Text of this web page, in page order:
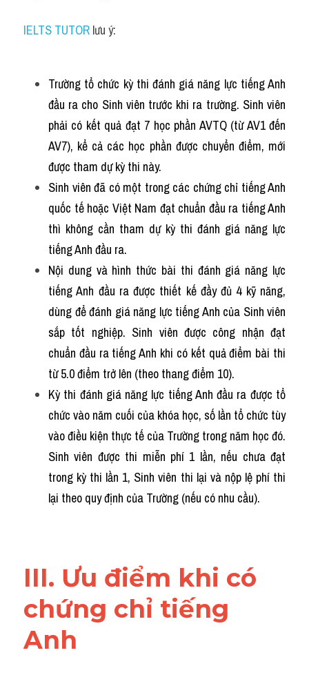
IELTS TUTOR lưu ý:
Trường tổ chức kỳ thi đánh giá năng lực tiếng Anh
đầu ra cho Sinh viên trước khi ra trường. Sinh viên
phải có kết quả đạt 7 học phần AVTQ (từ AV1 đến
AV7), kể cả các học phần được chuyển điểm, mới
được tham dự kỳ thi này.
Sinh viên đã có một trong các chứng chỉ tiếng Anh
quốc tế hoặc Việt Nam đạt chuẩn đầu ra tiếng Anh
thì không cần tham dự kỳ thi đánh giá năng lực
tiếng Anh đầu ra.
Nội dung và hình thức bài thi đánh giá năng lực
tiếng Anh đầu ra được thiết kế đầy đủ 4 kỹ năng,
dùng để đánh giá năng lực tiếng Anh của Sinh viên
sắp tốt nghiệp. Sinh viên được công nhận đạt
chuẩn đầu ra tiếng Anh khi có kết quả điểm bài thi
từ 5.0 điểm trở lên (theo thang điểm 10).
Kỳ thi đánh giá năng lực tiếng Anh đầu ra được tổ
chức vào năm cuối của khóa học, số lần tổ chức tùy
vào điều kiện thực tế của Trường trong năm học đó.
Sinh viên được thi miễn phí 1 lần, nếu chưa đạt
trong kỳ thi lần 1, Sinh viên thi lại và nộp lệ phí thi
lại theo quy định của Trường (nếu có nhu cầu).
III. Ưu điểm khi có
chứng chỉ tiếng
Anh